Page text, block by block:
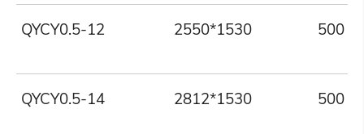
QYCY0.5-12 2550*1530 500
QYCY0.5-14 2812*1530 500